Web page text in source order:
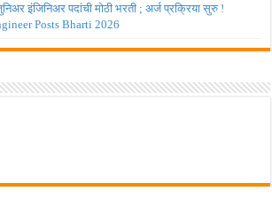
इंजिनिअर पदांची मोठी भरती ; अर्ज प्रक्रिया सुरु !
Posts Bharti 2026